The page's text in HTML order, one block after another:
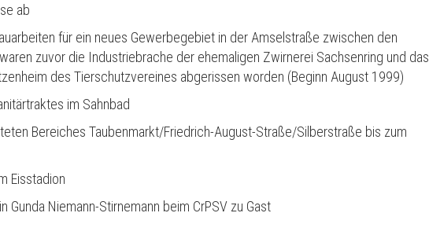
ab
für ein neues Gewerbegebiet in der Amselstraße zwischen den
zuvor die Industriebrache der ehemaligen Zwirnerei Sachsenring und das
des Tierschutzvereines abgerissen worden (Beginn August 1999)
im Sahnbad
Bereiches Taubenmarkt/Friedrich-August-Straße/Silberstraße bis zum
Eisstadion
Gunda Niemann-Stirnemann beim CrPSV zu Gast